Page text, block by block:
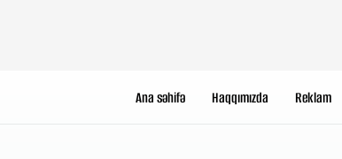
Ana səhifə Haqqımızda Reklam